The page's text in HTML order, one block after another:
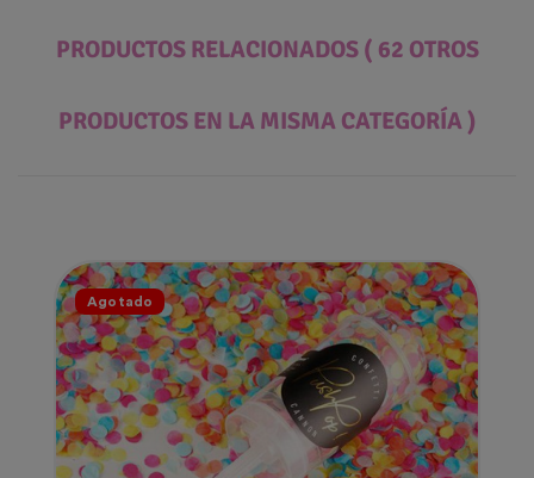
PRODUCTOS RELACIONADOS ( 62 OTROS
PRODUCTOS EN LA MISMA CATEGORÍA )
Agotado